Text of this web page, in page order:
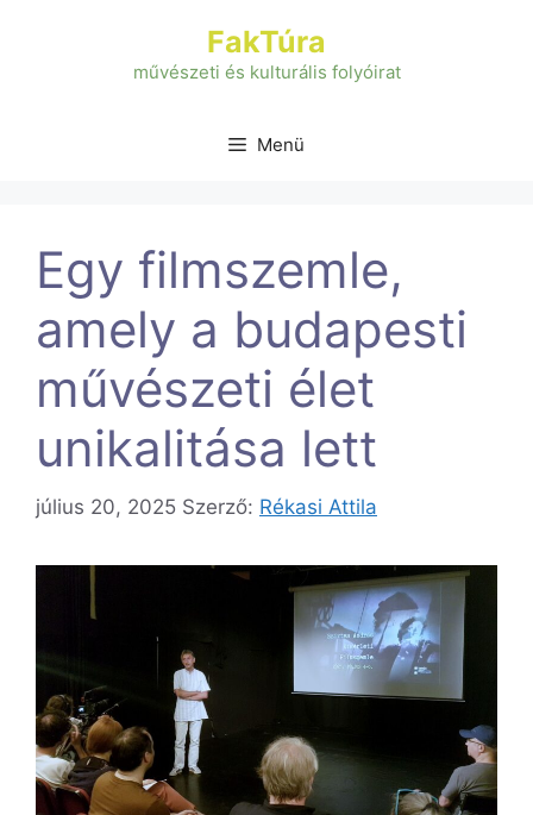
FakTúra
művészeti és kulturális folyóirat
Menü
Egy filmszemle,
amely a budapesti
művészeti élet
unikalitása lett
július 20, 2025 Szerző: Rékasi Attila